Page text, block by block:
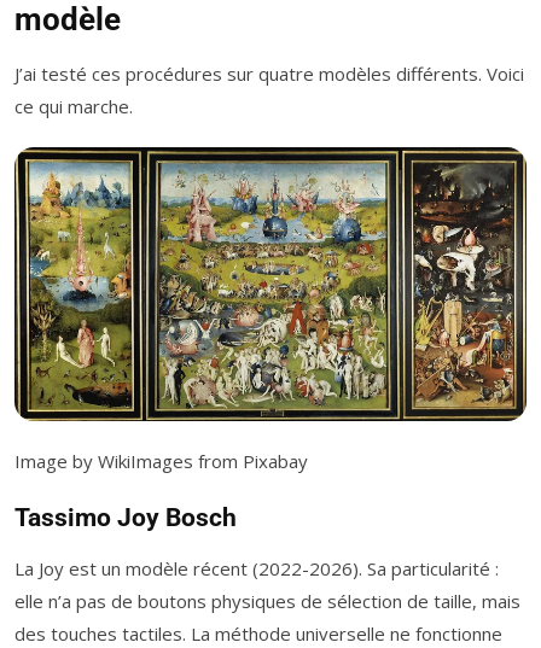
modèle
J’ai testé ces procédures sur quatre modèles différents. Voici
ce qui marche.
Image by WikiImages from Pixabay
Tassimo Joy Bosch
La Joy est un modèle récent (2022-2026). Sa particularité :
elle n’a pas de boutons physiques de sélection de taille, mais
des touches tactiles. La méthode universelle ne fonctionne